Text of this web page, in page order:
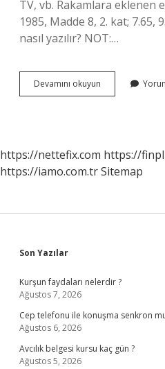
TV, vb. Rakamlara eklenen
1985, Madde 8, 2. kat; 7.65,
nasıl yazılır? NOT:…
Devamını okuyun
Nasıl
https://nettefix.com https://
https://iamo.com.trSitemap
Sidebar
Son Yazılar
Kurşun faydaları nelerdir ?
Ağustos 7, 2026
Cep telefonu ile konuşma senkron
Ağustos 6, 2026
Avcılık belgesi kursu kaç gün ?
Ağustos 5, 2026